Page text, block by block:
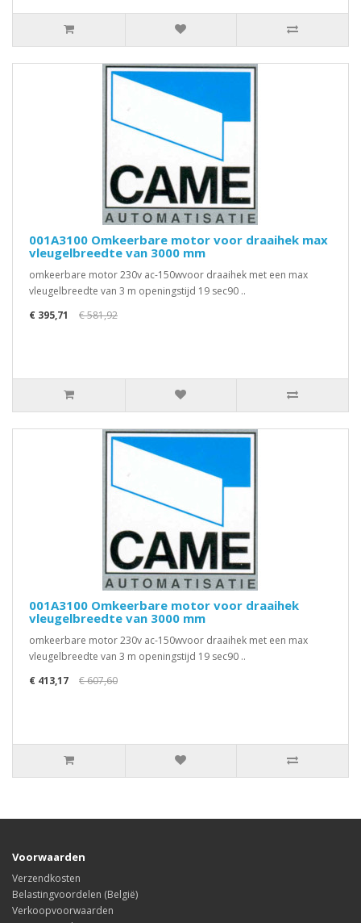
001A3100 Omkeerbare motor voor draaihek max
vleugelbreedte van 3000 mm
omkeerbare motor 230v ac-150wvoor draaihek met een max
vleugelbreedte van 3 m openingstijd 19 sec90 ..
€ 395,71
€ 581,92
001A3100 Omkeerbare motor voor draaihek
vleugelbreedte van 3000 mm
omkeerbare motor 230v ac-150wvoor draaihek met een max
vleugelbreedte van 3 m openingstijd 19 sec90 ..
€ 413,17
€ 607,60
Voorwaarden
Verzendkosten
Belastingvoordelen (België)
Verkoopvoorwaarden